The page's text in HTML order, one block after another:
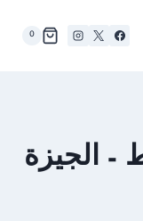
0
– الجيزة